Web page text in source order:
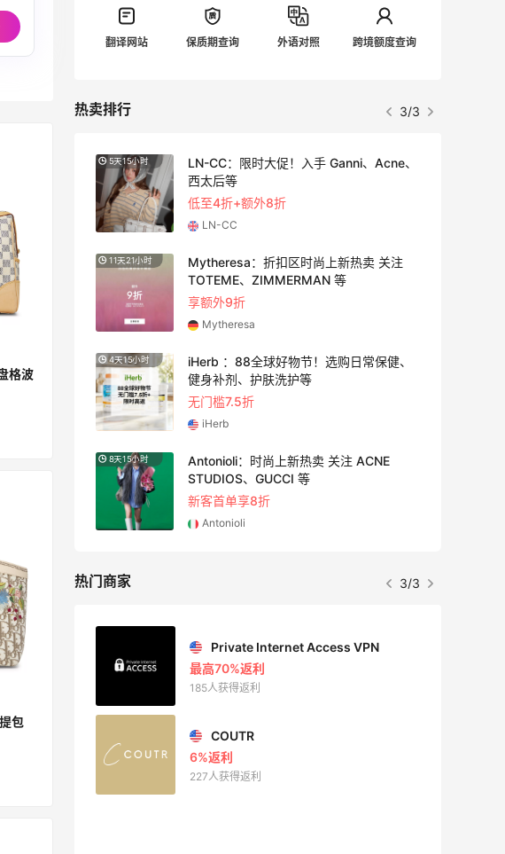
格波
包
翻译网站 保质期查询 外语对照 跨境额度查询
热卖排行 3/3
选
！科学
5天15小时
LN-CC：限时大促！入手 Ganni、Acne、
西太后等
低至4折+额外8折
LN-CC
11天21小时
Mytheresa：折扣区时尚上新热卖 关注
TOTEME、ZIMMERMAN 等
享额外9折
Mytheresa
4天15小时
iHerb ：88全球好物节！选购日常保健、
健身补剂、护肤洗护等
无门槛7.5折
iHerb
8天15小时
Antonioli：时尚上新热卖 关注 ACNE
STUDIOS、GUCCI 等
新客首单享8折
Antonioli
热门商家 3/3
Private Internet Access VPN
最高70%返利
185人获得返利
COUTR
6%返利
227人获得返利